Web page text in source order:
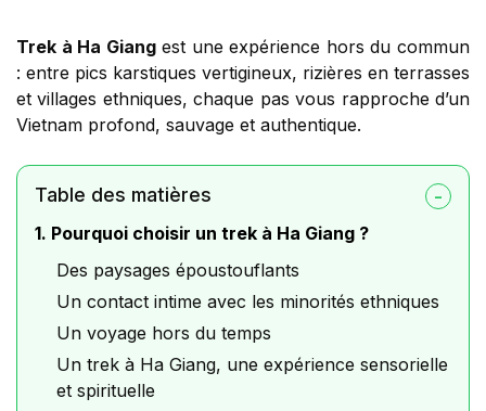
Trek à Ha Giangest une expérience hors du commun
: entre pics karstiques vertigineux, rizières en terrasses
et villages ethniques, chaque pas vous rapproche d’un
Vietnam profond, sauvage et authentique.
Table des matières
1. Pourquoi choisir un trek à Ha Giang ?
Des paysages époustouflants
Un contact intime avec les minorités ethniques
Un voyage hors du temps
Un trek à Ha Giang, une expérience sensorielle
et spirituelle